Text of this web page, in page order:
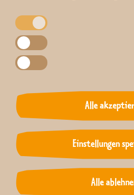
Die Doku-Soap des MDR
von Menschen und Tieren aus
beleuchtet den Alltag hinter den
renommiertesten Zoologischen
Zurück
Alle
Einstellungen
Alle